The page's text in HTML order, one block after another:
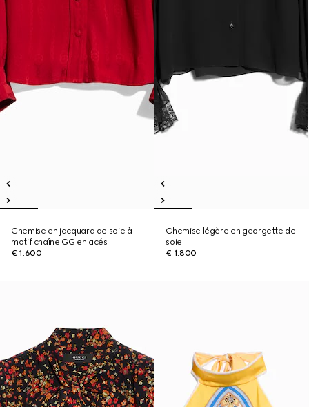
Chemise en jacquard de soie à
motif chaîne GG enlacés
€ 1.600
Chemise légère en georgette de
soie
€ 1.800